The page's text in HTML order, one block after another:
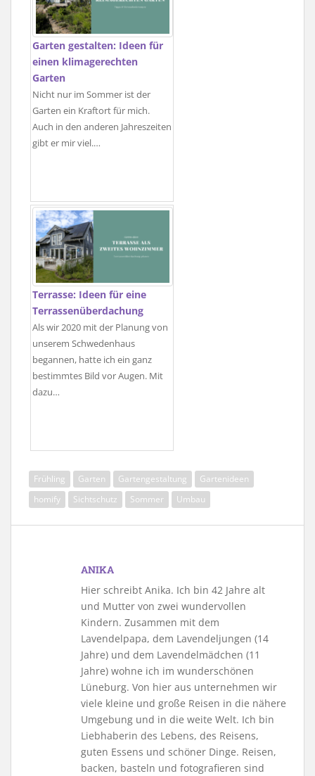
Garten gestalten: Ideen für
einen klimagerechten
Garten
Nicht nur im Sommer ist der
Garten ein Kraftort für mich.
Auch in den anderen Jahreszeiten
gibt er mir viel.…
Terrasse: Ideen für eine
Terrassenüberdachung
Als wir 2020 mit der Planung von
unserem Schwedenhaus
begannen, hatte ich ein ganz
bestimmtes Bild vor Augen. Mit
dazu…
Frühling Garten Gartengestaltung
Gartenideen
homify
Sichtschutz Sommer Umbau
ANIKA
Hier schreibt Anika. Ich bin 42 Jahre alt
und Mutter von zwei wundervollen
Kindern. Zusammen mit dem
Lavendelpapa, dem Lavendeljungen (14
Jahre) und dem Lavendelmädchen (11
Jahre) wohne ich im wunderschönen
Lüneburg. Von hier aus unternehmen wir
viele kleine und große Reisen in die nähere
Umgebung und in die weite Welt. Ich bin
Liebhaberin des Lebens, des Reisens,
guten Essens und schöner Dinge. Reisen,
backen, basteln und fotografieren sind